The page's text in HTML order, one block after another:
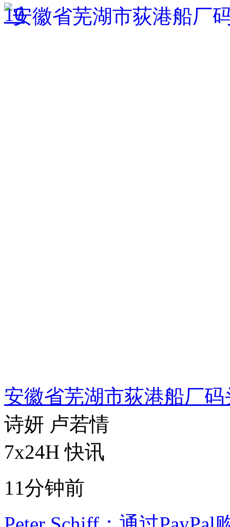
10
安徽省芜湖市荻港船厂
诗妍 卢若情
7x24H 快讯
11分钟前